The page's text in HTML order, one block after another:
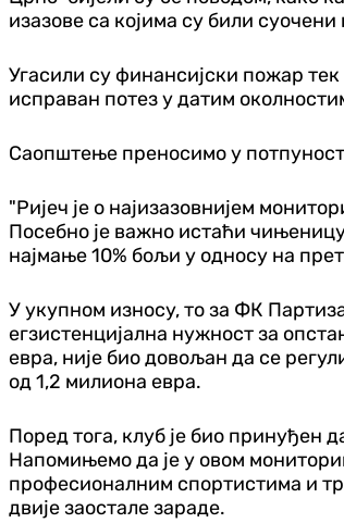
изазове са којима су били
Угасили су финансијски пожар
исправан потез у датим
Саопштење преносимо у
"Ријеч је о најизазовнијем
Посебно је важно истаћи
најмање 10% бољи у односу на
У укупном износу, то за ФК
егзистенцијална нужност за
евра, није био довољан да се
од 1,2 милиона евра.
Поред тога, клуб је био принуђен
Напомињемо да је у овом
професионалним спортистима и
двије заостале зараде.